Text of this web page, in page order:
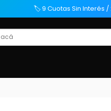
🏷️ 9 Cuotas Sin Interés /